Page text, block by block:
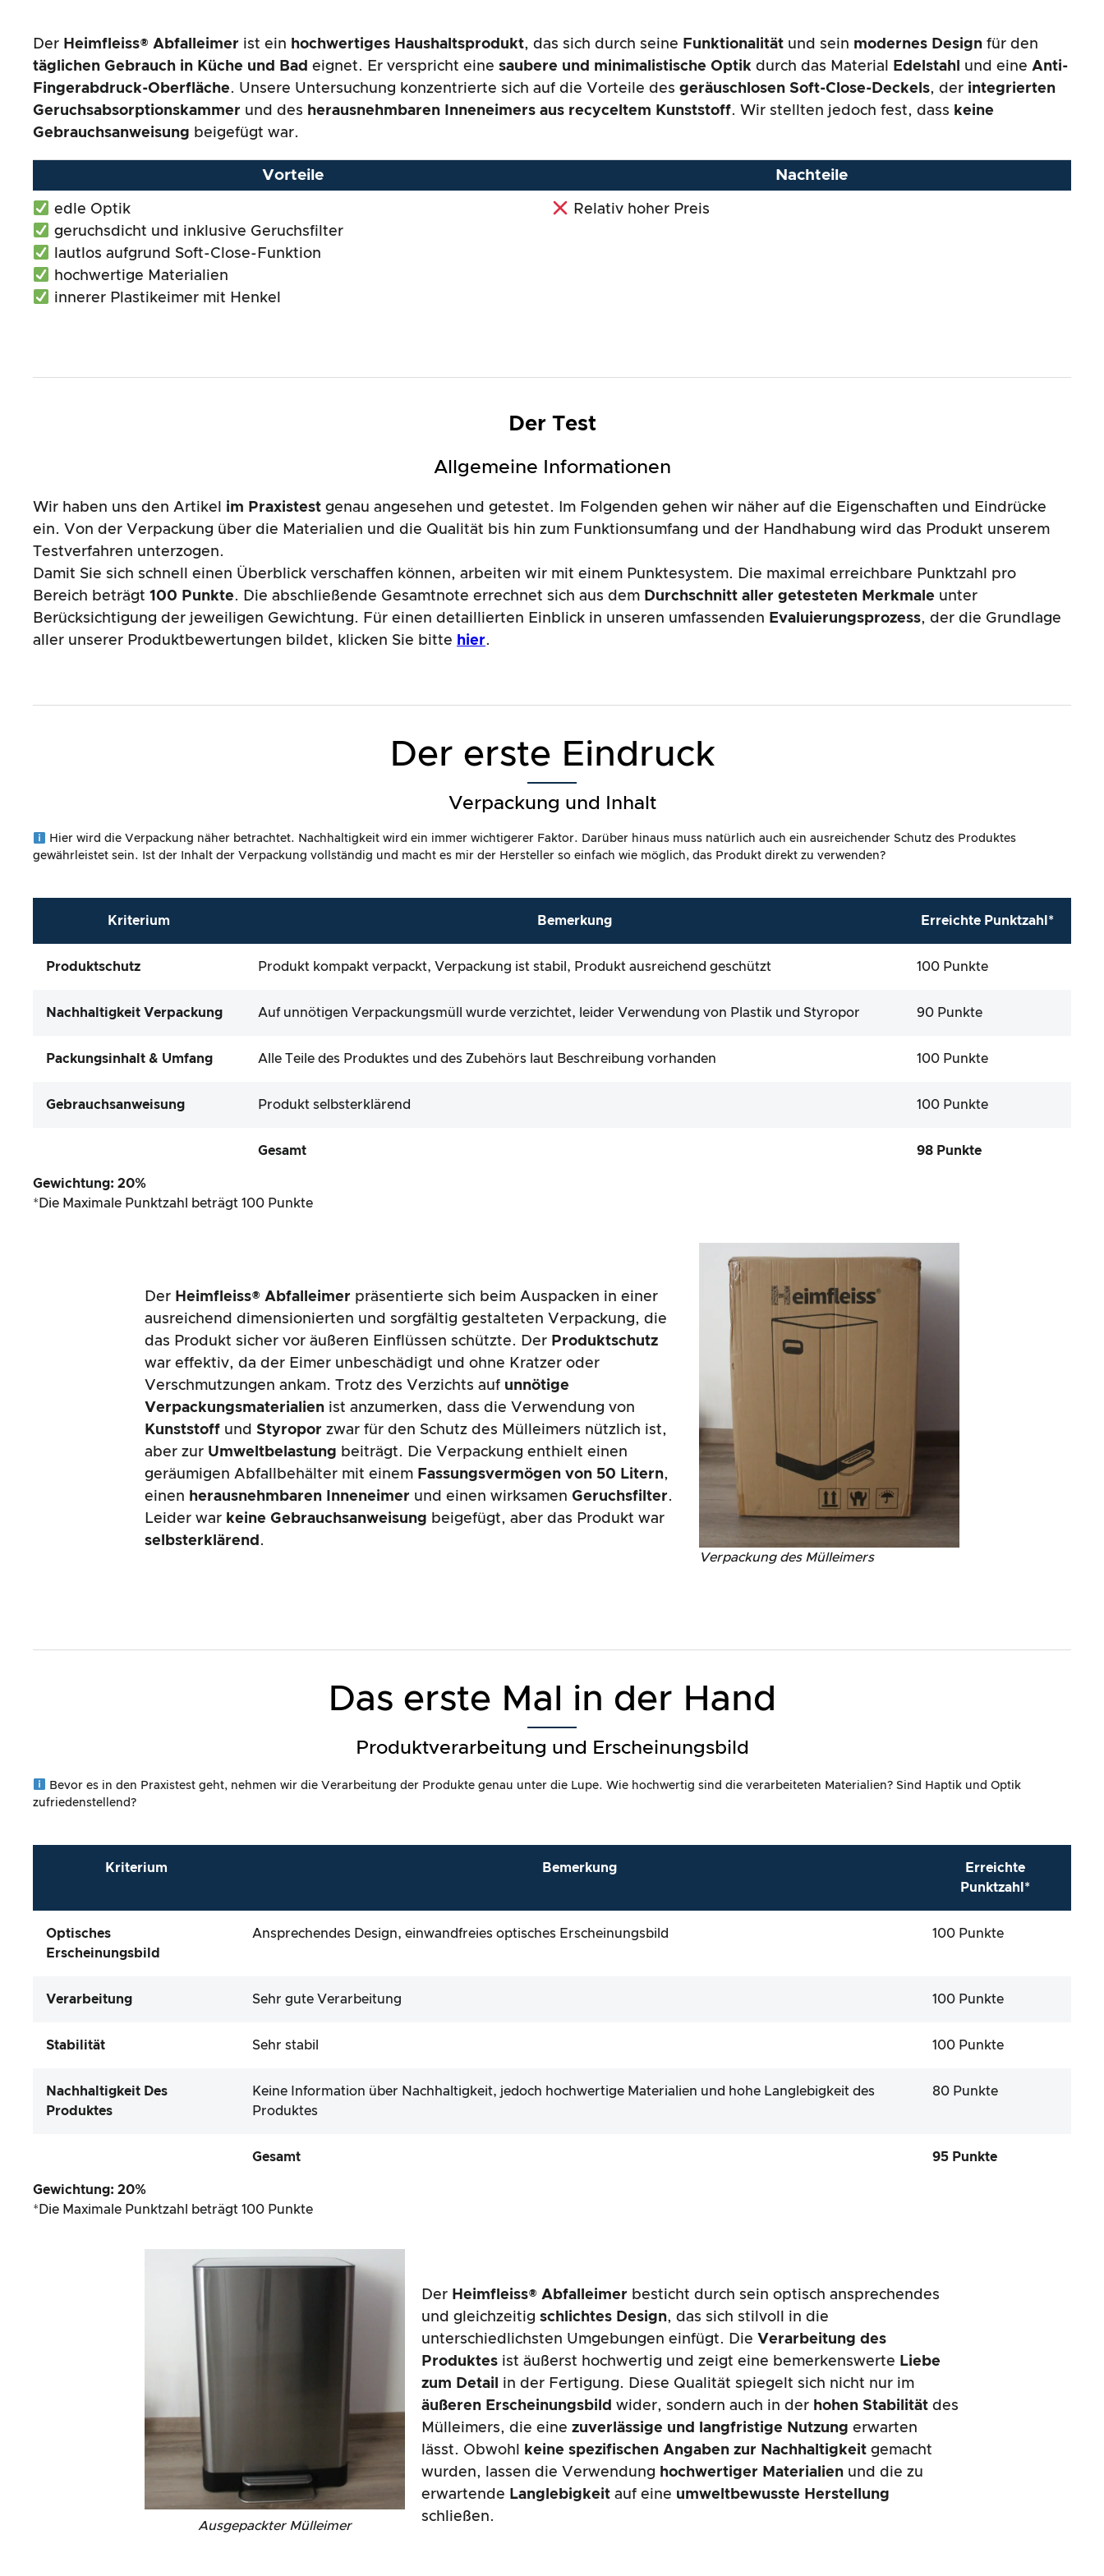
Der Heimfleiss® Abfalleimer ist ein hochwertiges Haushaltsprodukt, das sich durch seine Funktionalität und sein modernes Design für den
täglichen Gebrauch in Küche und Bad eignet. Er verspricht eine saubere und minimalistische Optik durch das Material Edelstahl und eine Anti-
Fingerabdruck-Oberfläche. Unsere Untersuchung konzentrierte sich auf die Vorteile des geräuschlosen Soft-Close-Deckels, der integrierten
Geruchsabsorptionskammer und des herausnehmbaren Inneneimers aus recyceltem Kunststoff. Wir stellten jedoch fest, dass keine
Gebrauchsanweisung beigefügt war.
Vorteile
edle Optik
geruchsdicht und inklusive Geruchsfilter
lautlos aufgrund Soft-Close-Funktion
hochwertige Materialien
innerer Plastikeimer mit Henkel
Nachteile
Relativ hoher Preis
Der Test
Allgemeine Informationen
Wir haben uns den Artikel im Praxistest genau angesehen und getestet. Im Folgenden gehen wir näher auf die Eigenschaften und Eindrücke
ein. Von der Verpackung über die Materialien und die Qualität bis hin zum Funktionsumfang und der Handhabung wird das Produkt unserem
Testverfahren unterzogen.
Damit Sie sich schnell einen Überblick verschaffen können, arbeiten wir mit einem Punktesystem. Die maximal erreichbare Punktzahl pro
Bereich beträgt 100 Punkte. Die abschließende Gesamtnote errechnet sich aus dem Durchschnitt aller getesteten Merkmale unter
Berücksichtigung der jeweiligen Gewichtung. Für einen detaillierten Einblick in unseren umfassenden Evaluierungsprozess, der die Grundlage
aller unserer Produktbewertungen bildet, klicken Sie bitte hier.
Der erste Eindruck
Verpackung und Inhalt
Hier wird die Verpackung näher betrachtet. Nachhaltigkeit wird ein immer wichtigerer Faktor. Darüber hinaus muss natürlich auch ein ausreichender Schutz des Produktes
gewährleistet sein. Ist der Inhalt der Verpackung vollständig und macht es mir der Hersteller so einfach wie möglich, das Produkt direkt zu verwenden?
Kriterium Bemerkung Erreichte Punktzahl*
Produktschutz Produkt kompakt verpackt, Verpackung ist stabil, Produkt ausreichend geschützt 100 Punkte
Nachhaltigkeit Verpackung Auf unnötigen Verpackungsmüll wurde verzichtet, leider Verwendung von Plastik und Styropor 90 Punkte
Packungsinhalt & Umfang Alle Teile des Produktes und des Zubehörs laut Beschreibung vorhanden 100 Punkte
Gebrauchsanweisung Produkt selbsterklärend 100 Punkte
Gesamt 98 Punkte
Gewichtung: 20%
*Die Maximale Punktzahl beträgt 100 Punkte
Der Heimfleiss® Abfalleimer präsentierte sich beim Auspacken in einer
ausreichend dimensionierten und sorgfältig gestalteten Verpackung, die
das Produkt sicher vor äußeren Einflüssen schützte. Der Produktschutz
war effektiv, da der Eimer unbeschädigt und ohne Kratzer oder
Verschmutzungen ankam. Trotz des Verzichts auf unnötige
Verpackungsmaterialien ist anzumerken, dass die Verwendung von
Kunststoff undStyropor zwar für den Schutz des Mülleimers nützlich ist,
aber zur Umweltbelastung beiträgt. Die Verpackung enthielt einen
geräumigen Abfallbehälter mit einem Fassungsvermögen von 50 Litern,
einen herausnehmbaren Inneneimer und einen wirksamenGeruchsfilter.
Leider war keine Gebrauchsanweisung beigefügt, aber das Produkt war
selbsterklärend .
Verpackung des Mülleimers
Das erste Mal in der Hand
Produktverarbeitung und Erscheinungsbild
Bevor es in den Praxistest geht, nehmen wir die Verarbeitung der Produkte genau unter die Lupe. Wie hochwertig sind die verarbeiteten Materialien? Sind Haptik und Optik
zufriedenstellend?
Kriterium Bemerkung
Erreichte
Punktzahl*
Optisches
Erscheinungsbild
Ansprechendes Design, einwandfreies optisches Erscheinungsbild 100 Punkte
Verarbeitung Sehr gute Verarbeitung 100 Punkte
Stabilität Sehr stabil 100 Punkte
Nachhaltigkeit Des
Produktes
Keine Information über Nachhaltigkeit, jedoch hochwertige Materialien und hohe Langlebigkeit des
Produktes
80 Punkte
Gesamt 95 Punkte
Gewichtung: 20%
*Die Maximale Punktzahl beträgt 100 Punkte
Ausgepackter Mülleimer
Der Heimfleiss® Abfalleimer besticht durch sein optisch ansprechendes
und gleichzeitigschlichtes Design, das sich stilvoll in die
unterschiedlichsten Umgebungen einfügt. Die Verarbeitung des
Produktes ist äußerst hochwertig und zeigt eine bemerkenswerte Liebe
zum Detail
in der Fertigung. Diese Qualität spiegelt sich nicht nur im
äußeren Erscheinungsbild wider, sondern auch in der hohen Stabilität des
Mülleimers, die einezuverlässige und langfristige Nutzung erwarten
lässt. Obwohl
keine spezifischen Angaben zur Nachhaltigkeit gemacht
wurden, lassen die Verwendung hochwertiger Materialien und die zu
erwartende Langlebigkeit auf eine umweltbewusste Herstellung
schließen.